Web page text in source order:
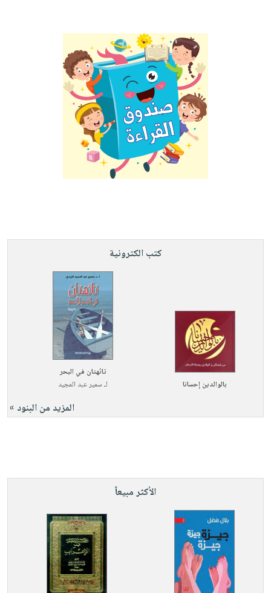
كتب الكترونية
بالوالدين إحسانا
تائهتان في البحر
لـسمير عبد المجيد
المزيد من البنود »
الأكثر مبيعاً